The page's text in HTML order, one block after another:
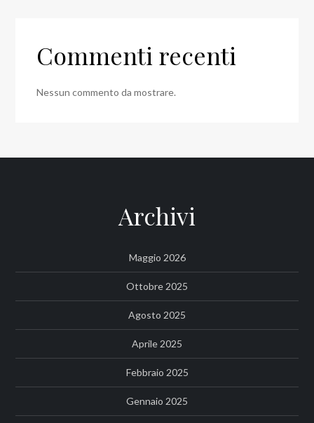
Commenti recenti
Nessun commento da mostrare.
Archivi
Maggio 2026
Ottobre 2025
Agosto 2025
Aprile 2025
Febbraio 2025
Gennaio 2025